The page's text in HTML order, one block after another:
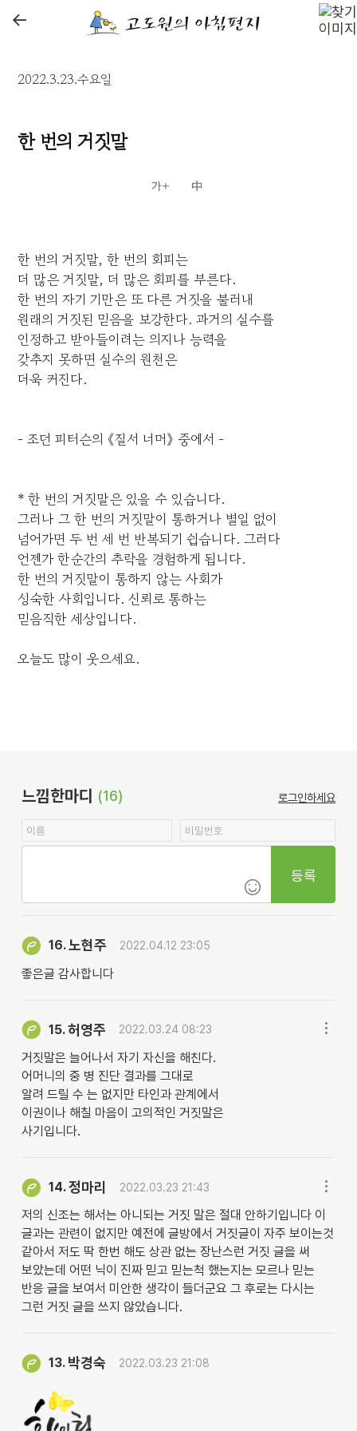
←
2022.3.23.수요일
한 번의 거짓말
한 번의 거짓말, 한 번의 회피는
더 많은 거짓말, 더 많은 회피를 부른다.
한 번의 자기 기만은 또 다른 거짓을 불러내
원래의 거짓된 믿음을 보강한다. 과거의 실수를
인정하고 받아들이려는 의지나 능력을
갖추지 못하면 실수의 원천은
더욱 커진다.
- 조던 피터슨의 《질서 너머》 중에서 -
* 한 번의 거짓말은 있을 수 있습니다.
그러나 그 한 번의 거짓말이 통하거나 별일 없이
넘어가면 두 번 세 번 반복되기 쉽습니다. 그러다
언젠가 한순간의 추락을 경험하게 됩니다.
한 번의 거짓말이 통하지 않는 사회가
성숙한 사회입니다. 신뢰로 통하는
믿음직한 세상입니다.
오늘도 많이 웃으세요.
느낌한마디 (16) 로그인하세요
등록
16.노현주 2022.04.12 23:05
좋은글 감사합니다
15.허영주 2022.03.24 08:23
거짓말은 늘어나서 자기 자신을 해친다.
어머니의 중 병 진단 결과를 그대로
알려 드릴 수 는 없지만 타인과 관계에서
이권이나 해칠 마음이 고의적인 거짓말은
사기입니다.
14.정마리 2022.03.23 21:43
저의 신조는 해서는 아니되는 거짓 말은 절대 안하기입니다 이
글과는 관련이 없지만 예전에 글방에서 거짓글이 자주 보이는것
같아서 저도 딱 한번 해도 상관 없는 장난스런 거짓 글을 써
보았는데 어떤 닉이 진짜 믿고 믿는척 했는지는 모르나 믿는
반응 글을 보여서 미안한 생각이 들더군요 그 후로는 다시는
그런 거짓 글을 쓰지 않았습니다.
13. 박경숙 2022.03.23 21:08